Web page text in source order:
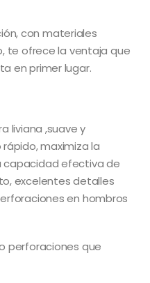
con materiales
te ofrece la ventaja que
en primer lugar.
liviana ,suave y
rápido, maximiza la
capacidad efectiva de
excelentes detalles
en hombros
perforaciones que